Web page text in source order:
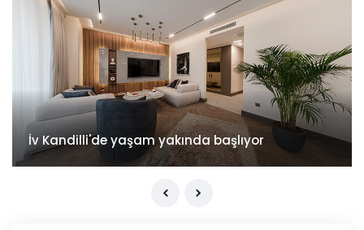
İv Kandilli'de yaşam yakında başlıyor